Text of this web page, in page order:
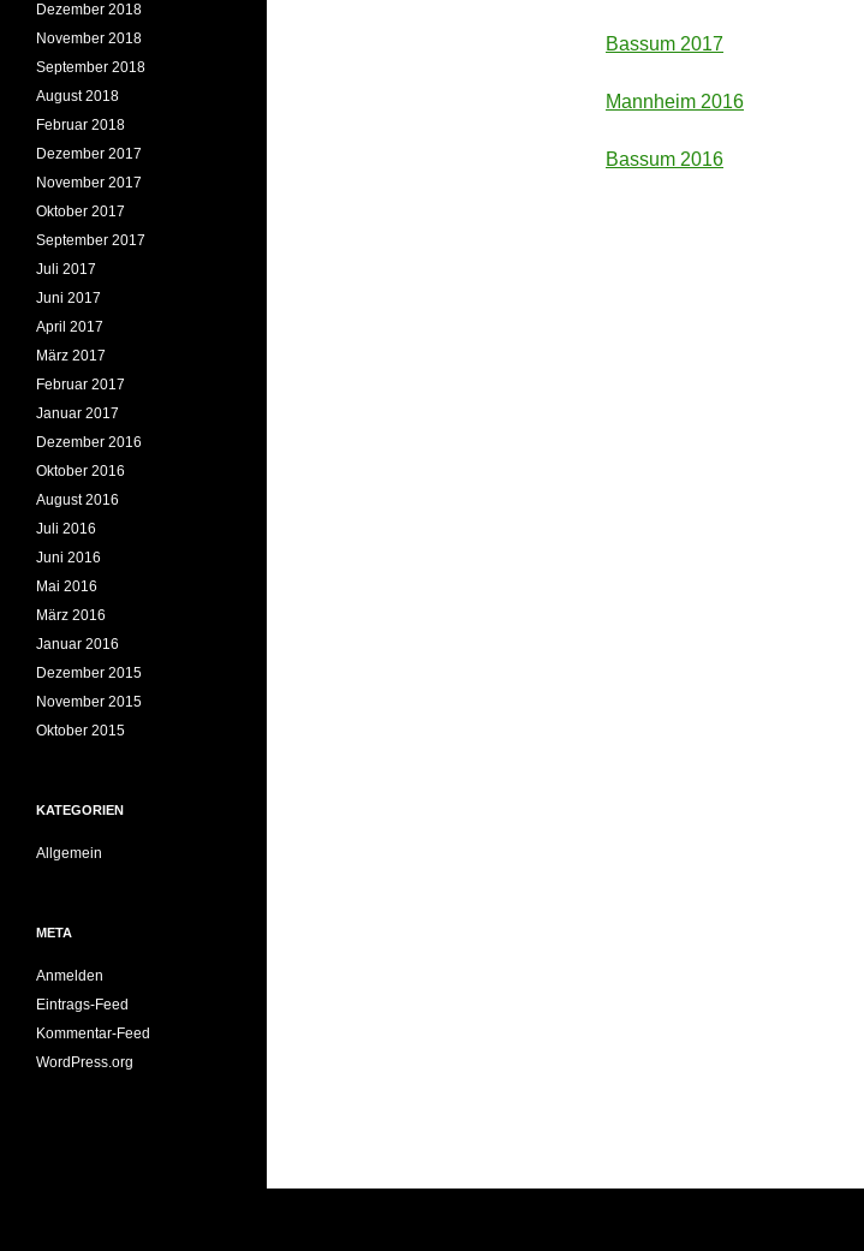
Bassum 2017
Mannheim 2016
Bassum 2016
Dezember 2018
November 2018
September 2018
August 2018
Februar 2018
Dezember 2017
November 2017
Oktober 2017
September 2017
Juli 2017
Juni 2017
April 2017
März 2017
Februar 2017
Januar 2017
Dezember 2016
Oktober 2016
August 2016
Juli 2016
Juni 2016
Mai 2016
März 2016
Januar 2016
Dezember 2015
November 2015
Oktober 2015
KATEGORIEN
Allgemein
META
Anmelden
Eintrags-Feed
Kommentar-Feed
WordPress.org